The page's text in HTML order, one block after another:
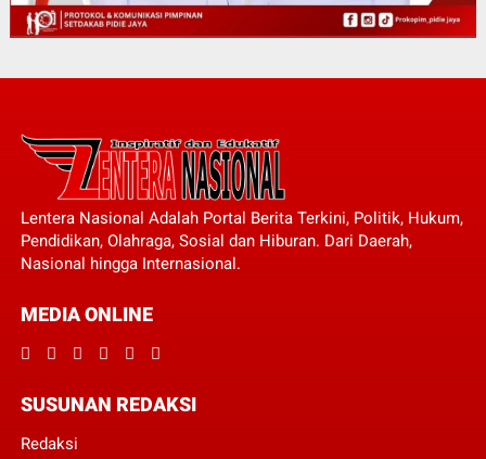
Lentera Nasional Adalah Portal Berita Terkini, Politik, Hukum,
Pendidikan, Olahraga, Sosial dan Hiburan. Dari Daerah,
Nasional hingga Internasional.
MEDIA ONLINE
SUSUNAN REDAKSI
Redaksi